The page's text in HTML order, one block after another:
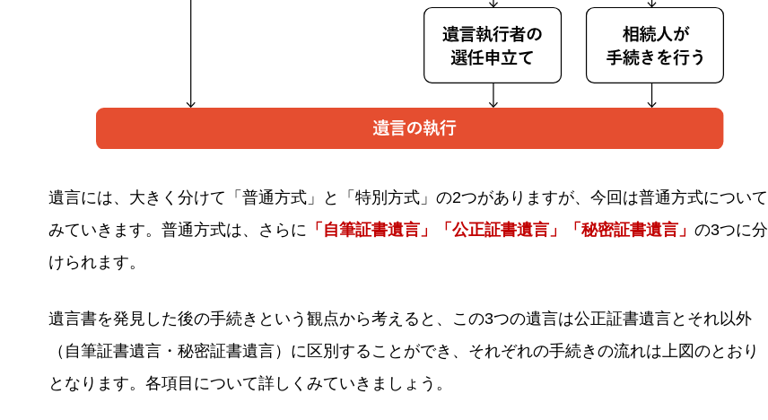
遺言には、大きく分けて「普通方式」と「特別方式」の2つがありますが、今回は普通方式について
みていきます。普通方式は、さらに 「自筆証書遺言」「公正証書遺言」「秘密証書遺言」 の3つに分
けられます。
遺言書を発見した後の手続きという観点から考えると、この3つの遺言は公正証書遺言とそれ以外
（自筆証書遺言・秘密証書遺言）に区別することができ、それぞれの手続きの流れは上図のとおり
となります。各項目について詳しくみていきましょう。